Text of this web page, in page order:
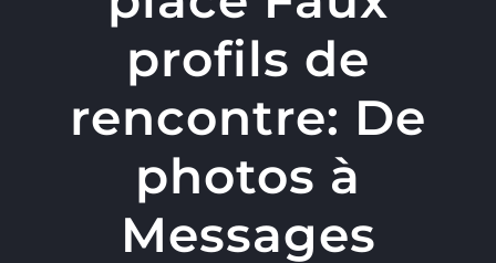
profils de
rencontre: De
photos à
Messages